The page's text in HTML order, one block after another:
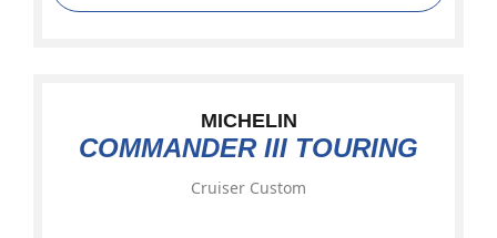
MICHELIN
COMMANDER III TOURING
Cruiser Custom